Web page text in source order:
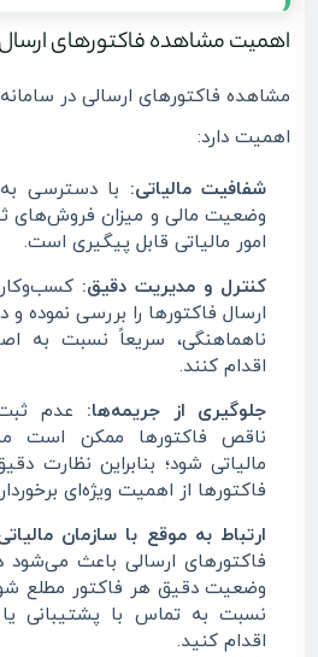
اهمیت مشاهده فاکتورهای
مشاهده فاکتورهای ارسالی در
اهمیت دارد:
شفافیت مالیاتی: با دسترسی به
وضعیت مالی و میزان فروش‌های
امور مالیاتی قابل پیگیری است.
کنترل و مدیریت دقیق:
ارسال فاکتورها را بررسی نموده
ناهماهنگی، سریعاً نسبت به
اقدام کنند.
جلوگیری از جریمه‌ها: عدم
ناقص فاکتورها ممکن است
مالیاتی شود؛ بنابراین نظارت
فاکتورها از اهمیت ویژه‌ای
ارتباط به موقع با سازمان
فاکتورهای ارسالی باعث می‌شود
وضعیت دقیق هر فاکتور مطلع
نسبت به تماس با پشتیبانی
اقدام کنید.